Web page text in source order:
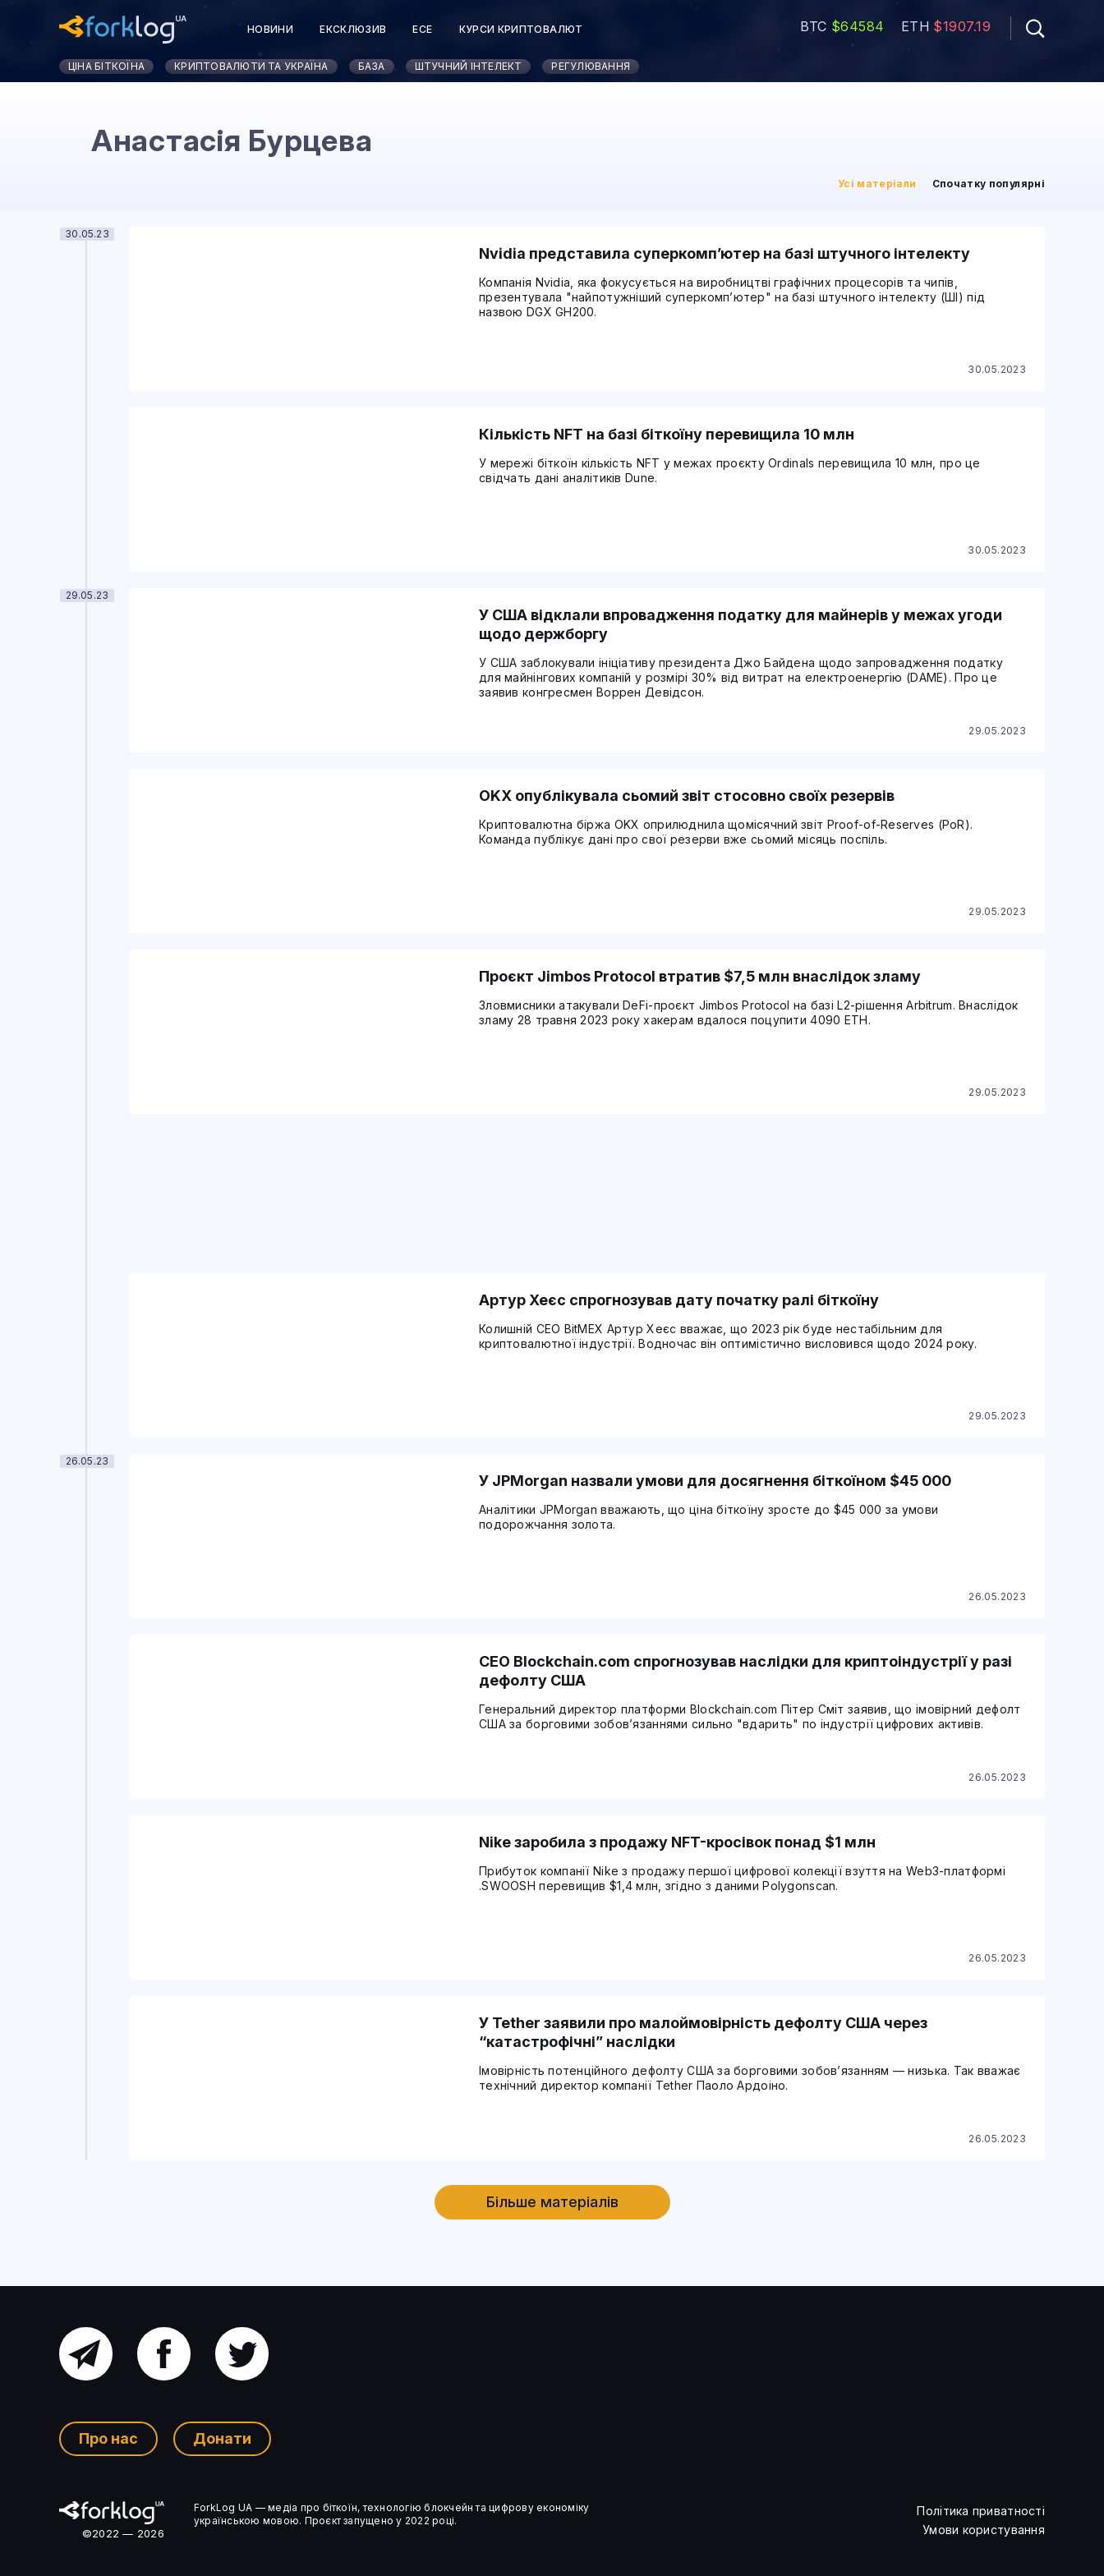
НОВИНИ ЕКСКЛЮЗИВ ЕСЕ КУРСИ КРИПТОВАЛЮТ BTC $64584 ETH $1907.19
ЦІНА БІТКОЇНА КРИПТОВАЛЮТИ ТА УКРАЇНА БАЗА ШТУЧНИЙ ІНТЕЛЕКТ РЕГУЛЮВАННЯ
Анастасія Бурцева
Усі матеріали Спочатку популярні
Nvidia представила суперкомп’ютер на базі штучного інтелекту
Компанія Nvidia, яка фокусується на виробництві графічних процесорів та чипів,
презентувала "найпотужніший суперкомп’ютер" на базі штучного інтелекту (ШІ) під
назвою DGX GH200.
30.05.2023
Кількість NFT на базі біткоїну перевищила 10 млн
У мережі біткоїн кількість NFT у межах проєкту Ordinals перевищила 10 млн, про це
свідчать дані аналітиків Dune.
30.05.2023
У США відклали впровадження податку для майнерів у межах угоди
щодо держборгу
У США заблокували ініціативу президента Джо Байдена щодо запровадження податку
для майнінгових компаній у розмірі 30% від витрат на електроенергію (DAME). Про це
заявив конгресмен Воррен Девідсон.
29.05.2023
OKX опублікувала сьомий звіт стосовно своїх резервів
Криптовалютна біржа OKX оприлюднила щомісячний звіт Proof-of-Reserves (PoR).
Команда публікує дані про свої резерви вже сьомий місяць поспіль.
29.05.2023
Проєкт Jimbos Protocol втратив $7,5 млн внаслідок зламу
Зловмисники атакували DeFi-проєкт Jimbos Protocol на базі L2-рішення Arbitrum. Внаслідок
зламу 28 травня 2023 року хакерам вдалося поцупити 4090 ETH.
29.05.2023
Артур Хеєс спрогнозував дату початку ралі біткоїну
Колишній CEO BitMEX Артур Хеєс вважає, що 2023 рік буде нестабільним для
криптовалютної індустрії. Водночас він оптимістично висловився щодо 2024 року.
29.05.2023
У JPMorgan назвали умови для досягнення біткоїном $45 000
Аналітики JPMorgan вважають, що ціна біткоїну зросте до $45 000 за умови
подорожчання золота.
26.05.2023
CEO Blockchain.com спрогнозував наслідки для криптоіндустрії у разі
дефолту США
Генеральний директор платформи Blockchain.com Пітер Сміт заявив, що імовірний дефолт
США за борговими зобов’язаннями сильно "вдарить" по індустрії цифрових активів.
26.05.2023
Nike заробила з продажу NFT-кросівок понад $1 млн
Прибуток компанії Nike з продажу першої цифрової колекції взуття на Web3-платформі
.SWOOSH перевищив $1,4 млн, згідно з даними Polygonscan.
26.05.2023
У Tether заявили про малоймовірність дефолту США через
“катастрофічні” наслідки
Імовірність потенційного дефолту США за борговими зобов’язанням — низька. Так вважає
технічний директор компанії Tether Паоло Ардоіно.
26.05.2023
Більше матеріалів
Головний
Ком’юніті-
чат
Facebook
Про нас Донати
©2022 — 2026
ForkLog UA — медіа про біткоїн, технологію блокчейн та цифрову економіку
українською мовою. Проєкт запущено у 2022 році.
Політика приватності
Умови користування